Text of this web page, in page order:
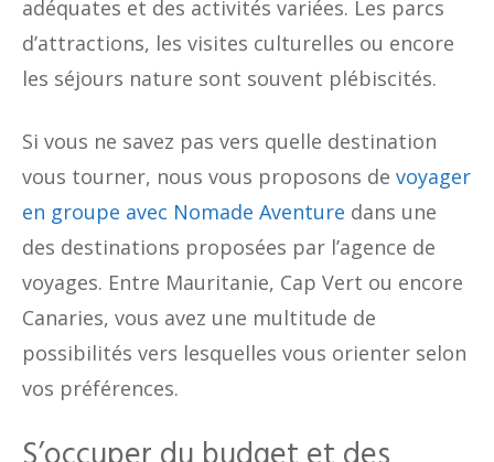
adéquates et des activités variées. Les parcs
d’attractions, les visites culturelles ou encore
les séjours nature sont souvent plébiscités.
Si vous ne savez pas vers quelle destination
vous tourner, nous vous proposons de voyager
en groupe avec Nomade Aventure dans une
des destinations proposées par l’agence de
voyages. Entre Mauritanie, Cap Vert ou encore
Canaries, vous avez une multitude de
possibilités vers lesquelles vous orienter selon
vos préférences.